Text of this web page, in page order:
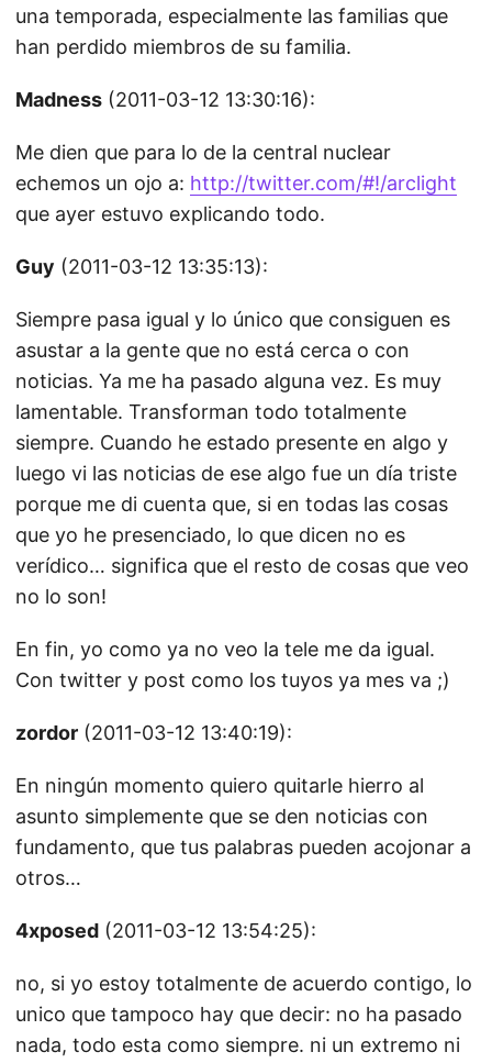
una temporada, especialmente las familias que
han perdido miembros de su familia.
Madness (2011-03-12 13:30:16):
Me dien que para lo de la central nuclear
echemos un ojo a: http://twitter.com/#!/arclight
que ayer estuvo explicando todo.
Guy (2011-03-12 13:35:13):
Siempre pasa igual y lo único que consiguen es
asustar a la gente que no está cerca o con
noticias. Ya me ha pasado alguna vez. Es muy
lamentable. Transforman todo totalmente
siempre. Cuando he estado presente en algo y
luego vi las noticias de ese algo fue un día triste
porque me di cuenta que, si en todas las cosas
que yo he presenciado, lo que dicen no es
verídico… significa que el resto de cosas que veo
no lo son!
En fin, yo como ya no veo la tele me da igual.
Con twitter y post como los tuyos ya mes va ;)
zordor (2011-03-12 13:40:19):
En ningún momento quiero quitarle hierro al
asunto simplemente que se den noticias con
fundamento, que tus palabras pueden acojonar a
otros…
4xposed (2011-03-12 13:54:25):
no, si yo estoy totalmente de acuerdo contigo, lo
unico que tampoco hay que decir: no ha pasado
nada, todo esta como siempre. ni un extremo ni